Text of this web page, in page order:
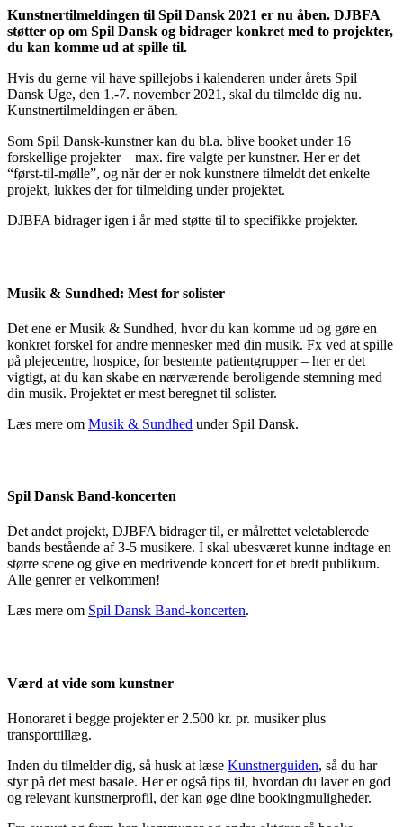
Kunstnertilmeldingen til Spil Dansk 2021 er nu åben. DJBFA
støtter op om Spil Dansk og bidrager konkret med to projekter,
du kan komme ud at spille til.
Hvis du gerne vil have spillejobs i kalenderen under årets Spil
Dansk Uge, den 1.-7. november 2021, skal du tilmelde dig nu.
Kunstnertilmeldingen er åben.
Som Spil Dansk-kunstner kan du bl.a. blive booket under 16
forskellige projekter – max. fire valgte per kunstner. Her er det
“først-til-mølle”, og når der er nok kunstnere tilmeldt det enkelte
projekt, lukkes der for tilmelding under projektet.
DJBFA bidrager igen i år med støtte til to specifikke projekter.
Musik & Sundhed: Mest for solister
Det ene er Musik & Sundhed, hvor du kan komme ud og gøre en
konkret forskel for andre mennesker med din musik. Fx ved at spille
på plejecentre, hospice, for bestemte patientgrupper – her er det
vigtigt, at du kan skabe en nærværende beroligende stemning med
din musik. Projektet er mest beregnet til solister.
Læs mere om Musik & Sundhed under Spil Dansk.
Spil Dansk Band-koncerten
Det andet projekt, DJBFA bidrager til, er målrettet veletablerede
bands bestående af 3-5 musikere. I skal ubesværet kunne indtage en
større scene og give en medrivende koncert for et bredt publikum.
Alle genrer er velkommen!
Læs mere om Spil Dansk Band-koncerten.
Værd at vide som kunstner
Honoraret i begge projekter er 2.500 kr. pr. musiker plus
transporttillæg.
Inden du tilmelder dig, så husk at læse Kunstnerguiden, så du har
styr på det mest basale. Her er også tips til, hvordan du laver en god
og relevant kunstnerprofil, der kan øge dine bookingmuligheder.